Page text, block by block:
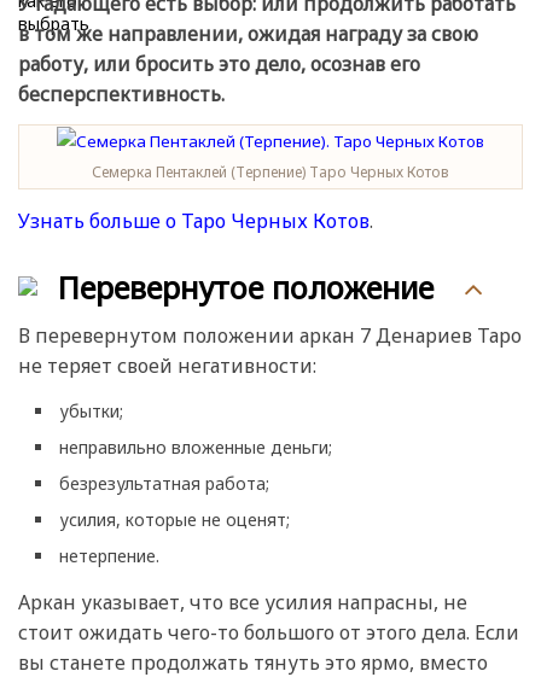
в том же направлении, ожидая награду за свою
работу, или бросить это дело, осознав его
бесперспективность.
Семерка Пентаклей (Терпение) Таро Черных Котов
Узнать больше о Таро Черных Котов.
Перевернутое положение
В перевернутом положении аркан 7 Денариев Таро
не теряет своей негативности:
убытки;
неправильно вложенные деньги;
безрезультатная работа;
усилия, которые не оценят;
нетерпение.
Аркан указывает, что все усилия напрасны, не
стоит ожидать чего-то большого от этого дела. Если
вы станете продолжать тянуть это ярмо, вместо